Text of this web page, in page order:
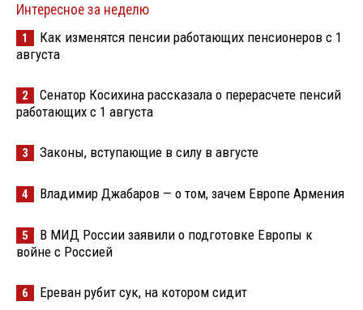
Интересное за неделю
1
Как изменятся пенсии работающих пенсионеров с 1
августа
2
Сенатор Косихина рассказала о перерасчете пенсий
работающих с 1 августа
3 Законы, вступающие в силу в августе
4 Владимир Джабаров — о том, зачем Европе Армения
5
В МИД России заявили о подготовке Европы к
войне с Россией
6 Ереван рубит сук, на котором сидит